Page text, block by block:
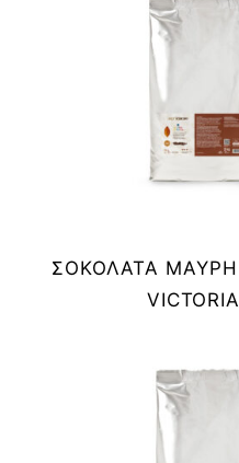
ΣΟΚΟΛΑΤΑ ΜΑΥΡΗ